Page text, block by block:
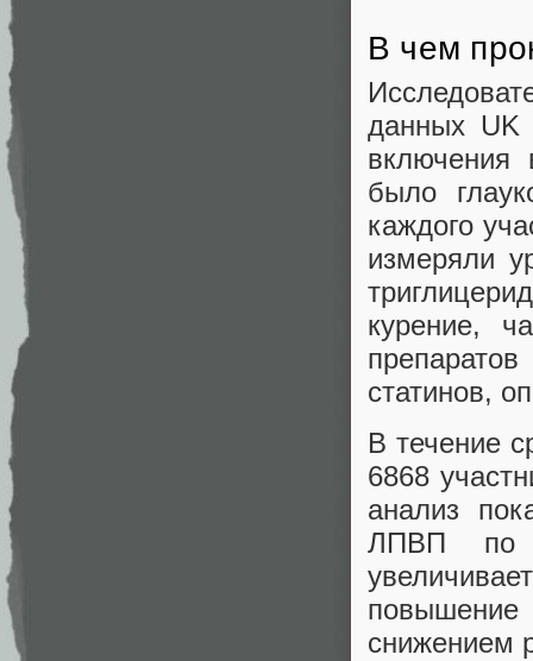
В чем
данных UK
включения
было
каждого
измеряли
курение,
статинов,
В течение
6868
анализ
ЛПВП по
снижением